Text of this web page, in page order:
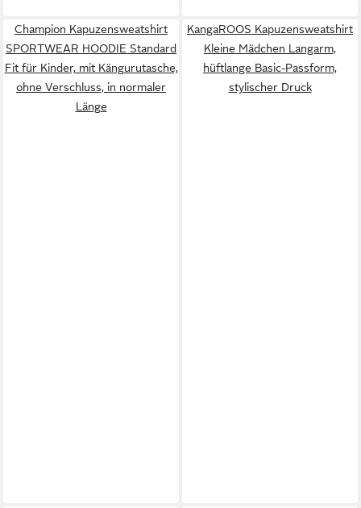
Champion Kapuzensweatshirt
SPORTWEAR HOODIE Standard
Fit für Kinder, mit Kängurutasche,
ohne Verschluss, in normaler
Länge
KangaROOS Kapuzensweatshirt
Kleine Mädchen Langarm,
hüftlange Basic-Passform,
stylischer Druck